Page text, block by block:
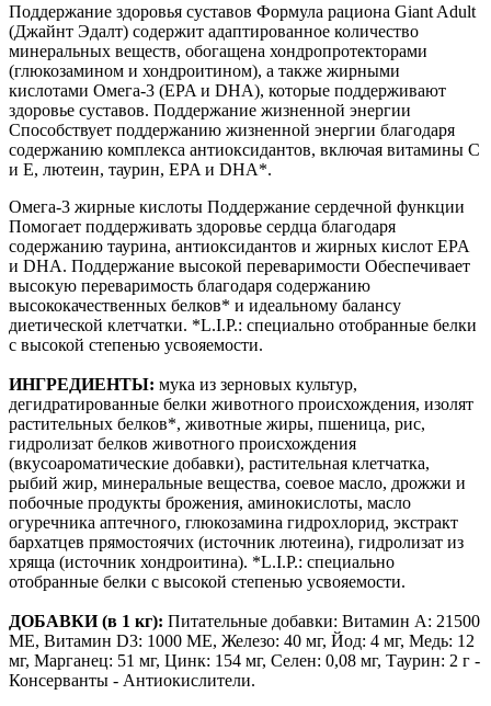
Поддержание здоровья суставов Формула рациона Giant Adult
(Джайнт Эдалт) содержит адаптированное количество
минеральных веществ, обогащена хондропротекторами
(глюкозамином и хондроитином), а также жирными
кислотами Омега-3 (EPA и DHA), которые поддерживают
здоровье суставов. Поддержание жизненной энергии
Способствует поддержанию жизненной энергии благодаря
содержанию комплекса антиоксидантов, включая витамины С
и Е, лютеин, таурин, EPA и DHA*.
Омега-3 жирные кислоты Поддержание сердечной функции
Помогает поддерживать здоровье сердца благодаря
содержанию таурина, антиоксидантов и жирных кислот EPA
и DHA. Поддержание высокой переваримости Обеспечивает
высокую переваримость благодаря содержанию
высококачественных белков* и идеальному балансу
диетической клетчатки. *L.I.P.: специально отобранные белки
с высокой степенью усвояемости.
ИНГРЕДИЕНТЫ: мука из зерновых культур,
дегидратированные белки животного происхождения, изолят
растительных белков*, животные жиры, пшеница, рис,
гидролизат белков животного происхождения
(вкусоароматические добавки), растительная клетчатка,
рыбий жир, минеральные вещества, соевое масло, дрожжи и
побочные продукты брожения, аминокислоты, масло
огуречника аптечного, глюкозамина гидрохлорид, экстракт
бархатцев прямостоячих (источник лютеина), гидролизат из
хряща (источник хондроитина). *L.I.P.: специально
отобранные белки с высокой степенью усвояемости.
ДОБАВКИ (в 1 кг): Питательные добавки: Витамин A: 21500
ME, Витамин D3: 1000 ME, Железо: 40 мг, Йод: 4 мг, Медь: 12
мг, Марганец: 51 мг, Цинк: 154 мг, Ceлeн: 0,08 мг, Таурин: 2 г -
Консерванты - Антиокислители.